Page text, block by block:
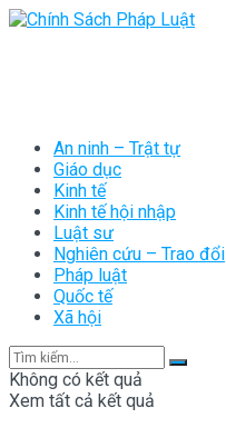
An ninh – Trật tự
Giáo dục
Kinh tế
Kinh tế hội nhập
Luật sư
Nghiên cứu – Trao đổi
Pháp luật
Quốc tế
Xã hội
Không có kết quả
Xem tất cả kết quả